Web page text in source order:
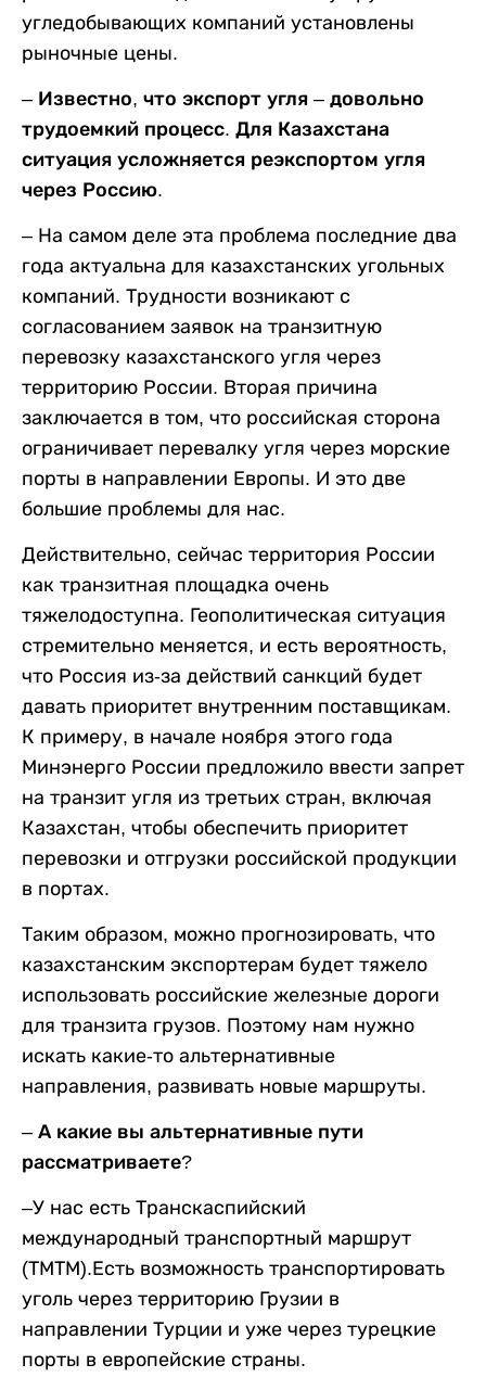
угледобывающих компаний установлены
рыночные цены.
– Известно, что экспорт угля – довольно
трудоемкий процесс. Для Казахстана
ситуация усложняется реэкспортом угля
через Россию.
– На самом деле эта проблема последние два
года актуальна для казахстанских угольных
компаний. Трудности возникают с
согласованием заявок на транзитную
перевозку казахстанского угля через
территорию России. Вторая причина
заключается в том, что российская сторона
ограничивает перевалку угля через морские
порты в направлении Европы. И это две
большие проблемы для нас.
Действительно, сейчас территория России
как транзитная площадка очень
тяжелодоступна. Геополитическая ситуация
стремительно меняется, и есть вероятность,
что Россия из-за действий санкций будет
давать приоритет внутренним поставщикам.
К примеру, в начале ноября этого года
Минэнерго России предложило ввести запрет
на транзит угля из третьих стран, включая
Казахстан, чтобы обеспечить приоритет
перевозки и отгрузки российской продукции
в портах.
Таким образом, можно прогнозировать, что
казахстанским экспортерам будет тяжело
использовать российские железные дороги
для транзита грузов. Поэтому нам нужно
искать какие-то альтернативные
направления, развивать новые маршруты.
– А какие вы альтернативные пути
рассматриваете?
–У нас есть Транскаспийский
международный транспортный маршрут
(ТМТМ).Есть возможность транспортировать
уголь через территорию Грузии в
направлении Турции и уже через турецкие
порты в европейские страны.